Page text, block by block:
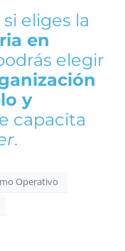
eliges la
en
elegir
y
capacita
.
Operativo